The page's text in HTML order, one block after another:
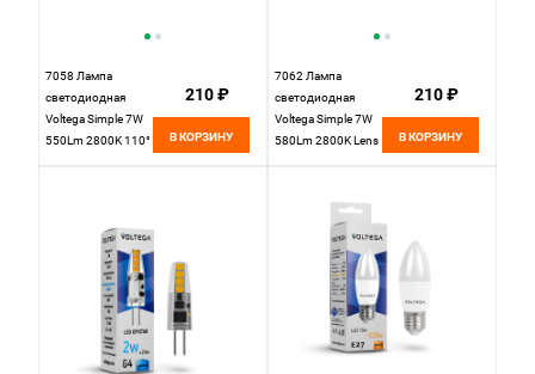
7058 Лампа
светодиодная
Voltega Simple 7W
550Lm 2800K 110°
210 ₽
В КОРЗИНУ
7062 Лампа
светодиодная
Voltega Simple 7W
580Lm 2800K Lens
210 ₽
В КОРЗИНУ